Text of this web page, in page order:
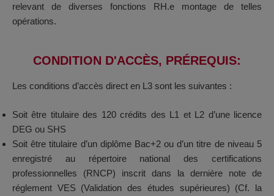
relevant de diverses fonctions RH.e montage de telles
opérations.
CONDITION D'ACCÈS, PRÉREQUIS:​
Les conditions d’accès direct en L3 sont les suivantes :
Soit être titulaire des 120 crédits des L1 et L2 d’une licence
DEG ou SHS
Soit être titulaire d’un diplôme Bac+2 ou d’un titre de niveau 5
enregistré au répertoire national des certifications
professionnelles (RNCP) inscrit dans la dernière note de
réglement VES (Validation des études supérieures) (Cf. la